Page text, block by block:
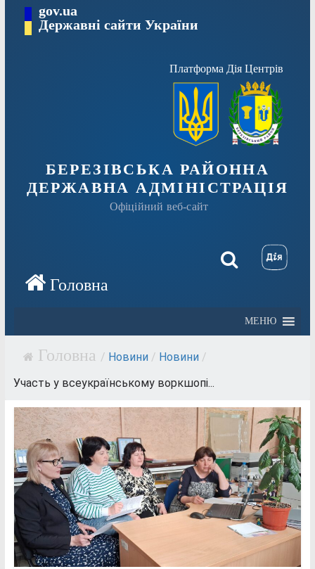
Перейтиgov.ua
Державні сайти України
Платформа Дія Центрів
БЕРЕЗІВСЬКА РАЙОННА
ДЕРЖАВНА АДМІНІСТРАЦІЯ
Офіційний веб-сайт
МЕНЮ
/ Новини / Новини /
Участь у всеукраїнському воркшопі...